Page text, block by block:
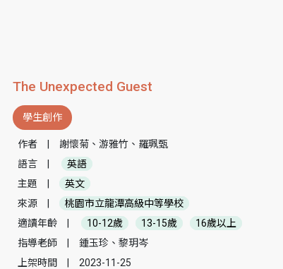
The Unexpected Guest
學生創作
作者
謝懷菊、游雅竹、羅珮甄
語言
英語
主題
英文
來源
桃園市立龍潭高級中等學校
適讀年齡
10-12歲 13-15歲
16歲以上
指導老師
鍾玉珍、黎玥岑
上架時間
2023-11-25